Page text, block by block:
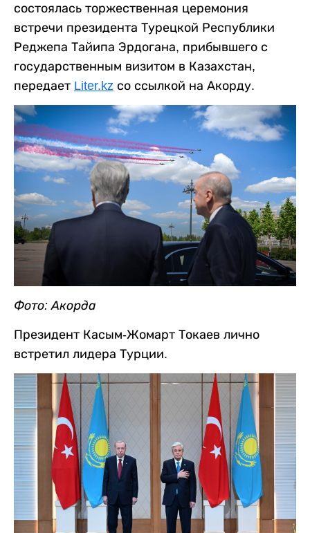
состоялась торжественная церемония
встречи президента Турецкой Республики
Реджепа Тайипа Эрдогана, прибывшего с
государственным визитом в Казахстан,
передает Liter.kz со ссылкой на Акорду.
Фото: Акорда
Президент Касым-Жомарт Токаев лично
встретил лидера Турции.